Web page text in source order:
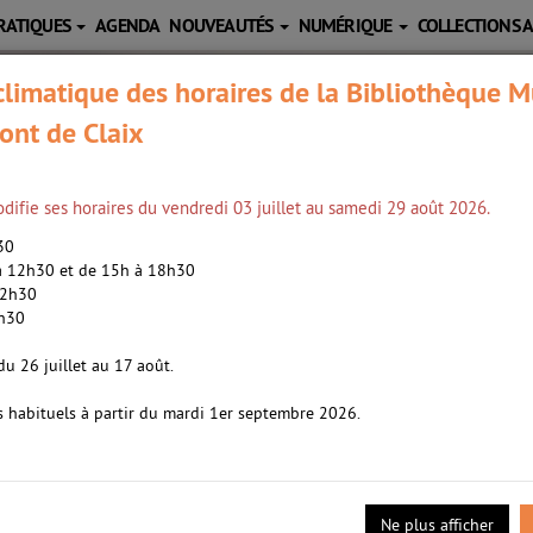
AGENDA NOUVEAUTÉS NUMÉRIQUE COLLECTIONS
(1973-....). Auteur
à la barbe bleue terrorisait tout un village. Aucune de ses
deux filles aînées au monstrueux seigneur. Parviendront-
des horaires de la Bibliothèque
de Claix
ses horaires du vendredi 03 juillet au samedi 29 août 2026.
12h30 et de 15h à 18h30
26 juillet au 17 août.
habituels à partir du mardi 1er septembre 2026.
Ne plus afficher